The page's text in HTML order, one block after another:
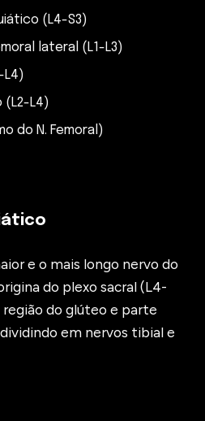
(L4-S3)
lateral (L1-L3)
L4)
(L2-L4)
do N. Femoral)
e o mais longo nervo do
do plexo sacral (L4-
do glúteo e parte
em nervos tibial e